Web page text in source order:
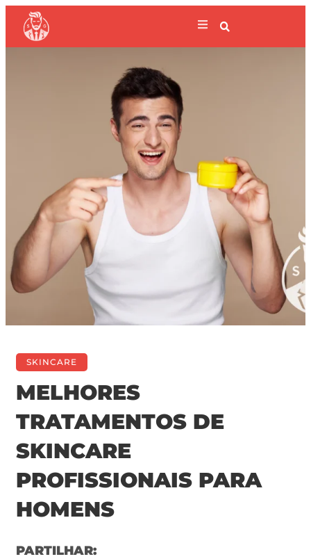
SKINCARE
MELHORES
TRATAMENTOS DE
SKINCARE
PROFISSIONAIS PARA
HOMENS
PARTILHAR: